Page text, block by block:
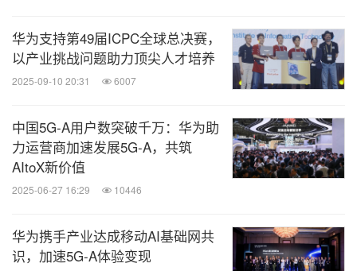
华为支持第49届ICPC全球总决赛，
以产业挑战问题助力顶尖人才培养
2025-09-10 20:31 6007
中国5G-A用户数突破千万：华为助
力运营商加速发展5G-A，共筑
AItoX新价值
2025-06-27 16:29 10446
华为携手产业达成移动AI基础网共
识，加速5G-A体验变现